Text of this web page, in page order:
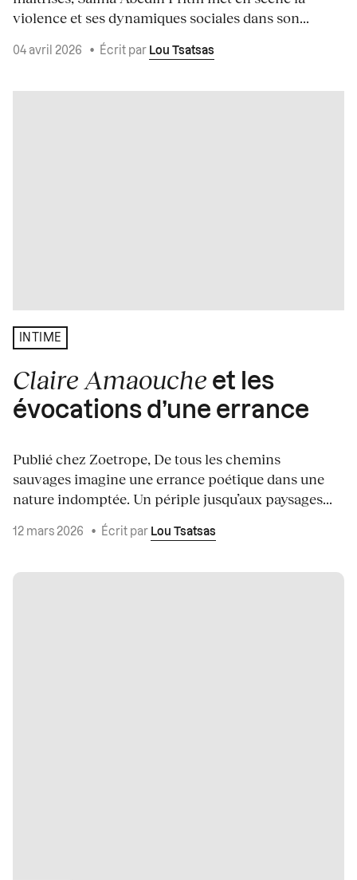
violence et ses dynamiques sociales dans son...
04 avril 2026 • Écrit par Lou Tsatsas
INTIME
Claire Amaouche et les
évocations d’une errance
Publié chez Zoetrope, De tous les chemins
sauvages imagine une errance poétique dans une
nature indomptée. Un périple jusqu’aux paysages...
12 mars 2026 • Écrit par Lou Tsatsas